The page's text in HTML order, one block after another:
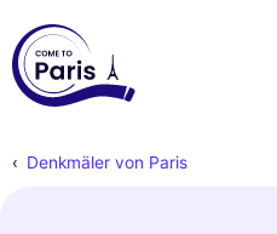
Denkmäler von Paris